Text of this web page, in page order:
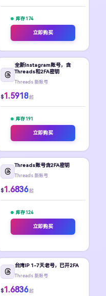
库存 174
立即购买
全新Instagram账号，含
Threads和2FA密钥
Threads 新账号
$1.5918 起
库存 191
立即购买
Threads账号含2FA密钥
Threads 新账号
$1.6836 起
库存 124
立即购买
台湾IP 1-7天老号，已开2FA
Threads 新账号
$1.6836 起